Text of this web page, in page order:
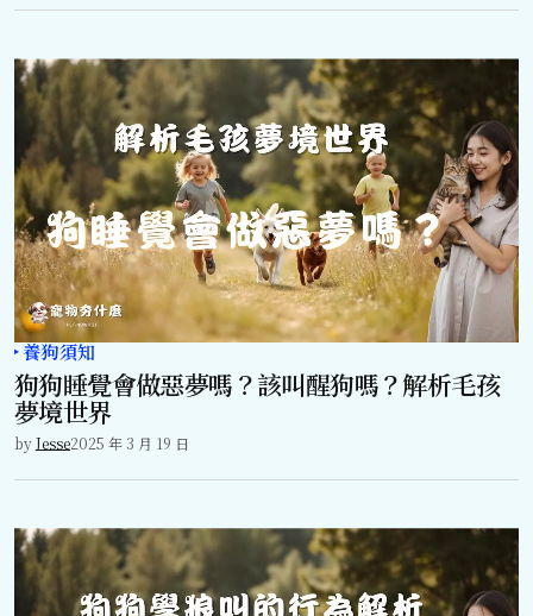
養狗須知
狗狗睡覺會做惡夢嗎？該叫醒狗嗎？解析毛孩
夢境世界
byJesse2025 年 3 月 19 日